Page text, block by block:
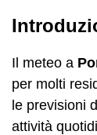
Il meteo a
per molti
le previsioni
attività